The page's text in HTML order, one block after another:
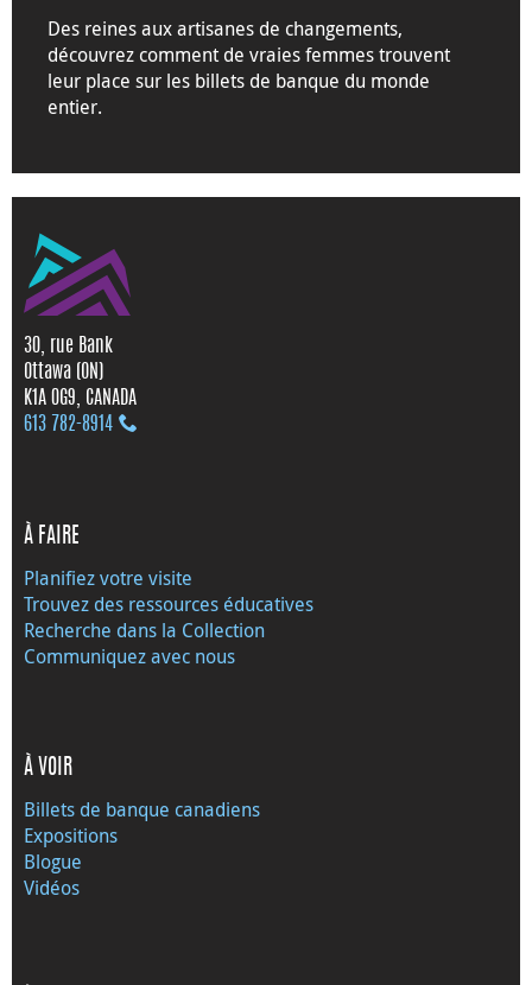
Des reines aux artisanes de changements,
découvrez comment de vraies femmes trouvent
leur place sur les billets de banque du monde
entier.
30, rue Bank
Ottawa (ON)
K1A 0G9, CANADA
613 782‑8914
À FAIRE
Planifiez votre visite
Trouvez des ressources éducatives
Recherche dans la Collection
Communiquez avec nous
À VOIR
Billets de banque canadiens
Expositions
Blogue
Vidéos